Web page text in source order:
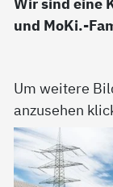
und MoKi.-
Um weitere
anzusehen